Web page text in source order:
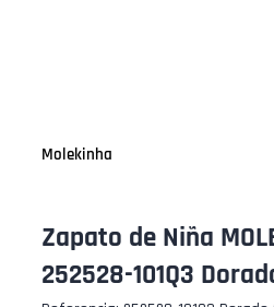
Molekinha
Zapato de Niña
252528-101Q3